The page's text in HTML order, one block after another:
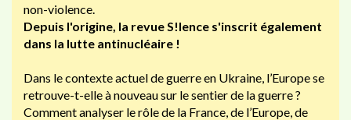
non-violence.
Depuis l'origine, la revue S!lence s'inscrit également
dans la lutte antinucléaire !
Dans le contexte actuel de guerre en Ukraine, l’Europe se
retrouve-t-elle à nouveau sur le sentier de la guerre ?
Comment analyser le rôle de la France, de l’Europe, de